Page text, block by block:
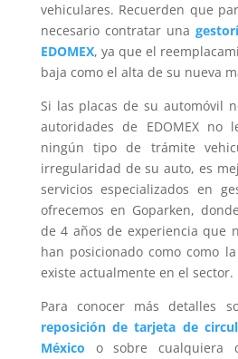
vehiculares. Recuerden que
necesario contratar una
EDOMEX, ya que el
baja como el alta de su nueva
Si las placas de su automóvil
autoridades de EDOMEX no
ningún tipo de trámite
irregularidad de su auto, es
servicios especializados en
ofrecemos en Goparken,
de 4 años de experiencia que
han posicionado como como
existe actualmente en el sector.
Para conocer más detalles
reposición de tarjeta de
México o sobre cualquiera